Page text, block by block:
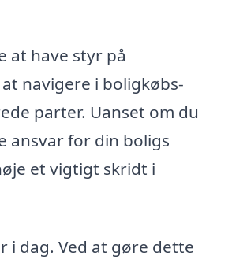
at have styr på
navigere i boligkøbs-
parter. Uanset om du
ansvar for din boligs
et vigtigt skridt i
i dag. Ved at gøre dette